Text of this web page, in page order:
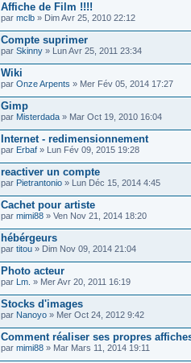
Affiche de Film !!!!
par mclb » Dim Avr 25, 2010 22:12
Compte suprimer
par Skinny » Lun Avr 25, 2011 23:34
Wiki
par Onze Arpents » Mer Fév 05, 2014 17:27
Gimp
par Misterdada » Mar Oct 19, 2010 16:04
Internet - redimensionnement
par Erbaf » Lun Fév 09, 2015 19:28
reactiver un compte
par Pietrantonio » Lun Déc 15, 2014 4:45
Cachet pour artiste
par mimi88 » Ven Nov 21, 2014 18:20
hébérgeurs
par titou » Dim Nov 09, 2014 21:04
Photo acteur
par Lm. » Mer Avr 20, 2011 16:19
Stocks d'images
par Nanoyo » Mer Oct 24, 2012 9:42
Comment réaliser ses propres
par mimi88 » Mar Mars 11, 2014 19:11